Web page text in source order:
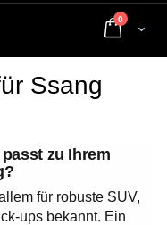
Cart
0 Artikel
Ssang
zu Ihrem
für robuste SUV,
ups bekannt. Ein